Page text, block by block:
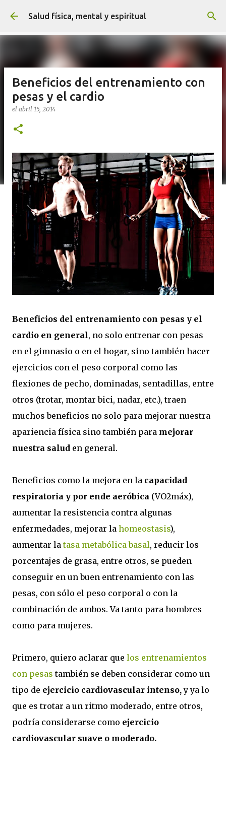
Ir al contenido principal
Salud física, mental y espiritual
Beneficios del entrenamiento con
pesas y el cardio
el abril 15, 2014
Beneficios del entrenamiento con pesas y el
cardio en general, no solo entrenar con pesas
en el gimnasio o en el hogar, sino también hacer
ejercicios con el peso corporal como las
flexiones de pecho, dominadas, sentadillas, entre
otros (trotar, montar bici, nadar, etc.), traen
muchos beneficios no solo para mejorar nuestra
apariencia física sino también para mejorar
nuestra salud en general.
Beneficios como la mejora en la capacidad
respiratoria y por ende aeróbica (VO2máx),
aumentar la resistencia contra algunas
enfermedades, mejorar la homeostasis),
aumentar latasa metabólica basal, reducir los
porcentajes de grasa, entre otros, se pueden
conseguir en un buen entrenamiento con las
pesas, con sólo el peso corporal o con la
combinación de ambos. Va tanto para hombres
como para mujeres.
Primero, quiero aclarar que los entrenamientos
con pesas también se deben considerar como un
tipo de ejercicio cardiovascular intenso,y ya lo
que es trotar a un ritmo moderado, entre otros,
podría considerarse como ejercicio
cardiovascular suave o moderado.